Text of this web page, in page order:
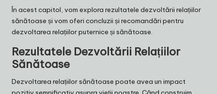
În acest capitol, vom explora rezultatele dezvoltării relațiilor
sănătoase și vom oferi concluzii și recomandări pentru
dezvoltarea relațiilor puternice și sănătoase.
Rezultatele Dezvoltării Relațiilor
Sănătoase
Dezvoltarea relațiilor sănătoase poate avea un impact